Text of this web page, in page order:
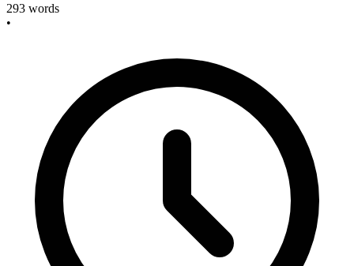
293 words
•